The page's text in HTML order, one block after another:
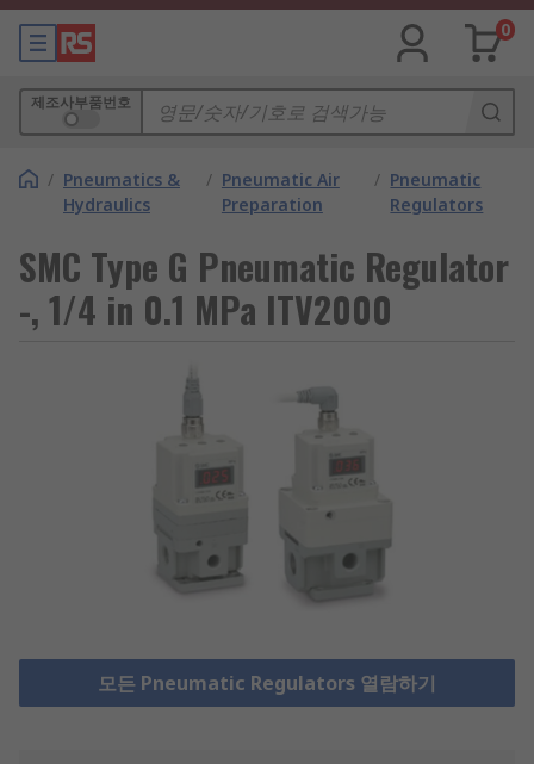
0
제조사부품번호
/ Pneumatics &
Hydraulics
/ Pneumatic Air
Preparation
/ Pneumatic
Regulators
SMC Type G Pneumatic Regulator
-, 1/4 in 0.1 MPa ITV2000
모든 Pneumatic Regulators 열람하기